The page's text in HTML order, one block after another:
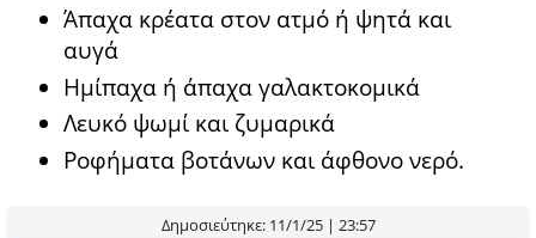
Άπαχα κρέατα στον ατμό ή ψητά και
αυγά
Ημίπαχα ή άπαχα γαλακτοκομικά
Λευκό ψωμί και ζυμαρικά
Ροφήματα βοτάνων και άφθονο νερό.
Δημοσιεύτηκε: 11/1/25 | 23:57